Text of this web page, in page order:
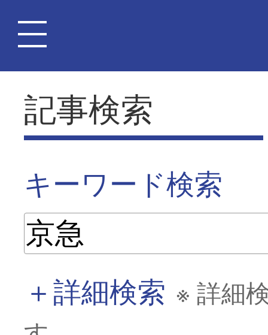
記事検索
キーワード検索
＋詳細検索 ※ 詳細